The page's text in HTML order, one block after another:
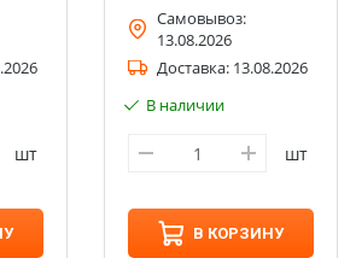
шт
Самовывоз:
13.08.2026
Доставка: 13.08.2026
В наличии
шт
В КОРЗИНУ